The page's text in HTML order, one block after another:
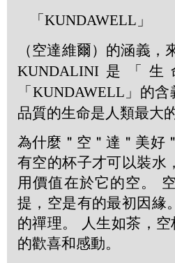
「 KUNDAWELL」
（空達維爾）的涵義，
KUNDALINI 是「生
「 KUNDAWELL 」的
品質的生命是人類最大
為什麼＂空＂達＂美好
有空的杯子才可以裝水
用價值在於它的空。
提，空是有的最初因緣
的禪理。 人生如茶，
的歡喜和感動。